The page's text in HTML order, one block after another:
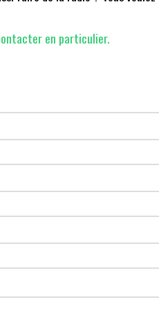
en particulier.